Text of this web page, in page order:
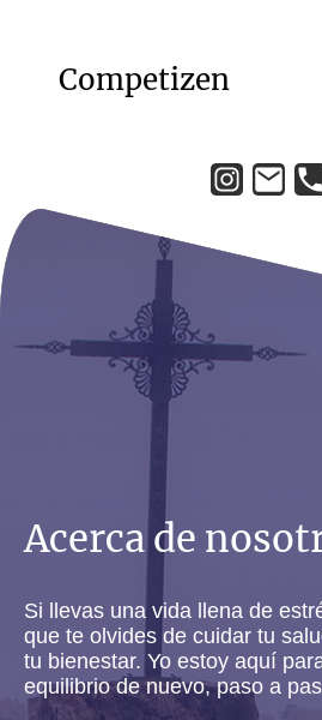
Competizen
Acerca de
Si llevas una vida llena de
que te olvides de cuidar tu
tu bienestar. Yo estoy aquí
equilibrio de nuevo, paso a